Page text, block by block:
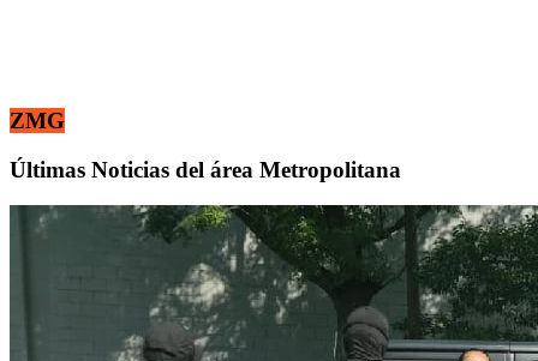
ZMG
Últimas Noticias del área Metropolitana